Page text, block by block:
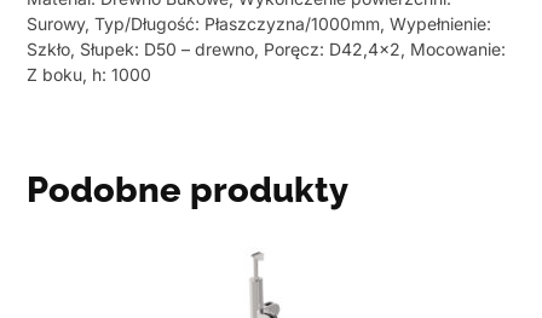
Surowy, Typ/Długość: Płaszczyzna/1000mm, Wypełnienie:
Szkło, Słupek: D50 – drewno, Poręcz: D42,4×2, Mocowanie:
Z boku, h: 1000
Podobne produkty